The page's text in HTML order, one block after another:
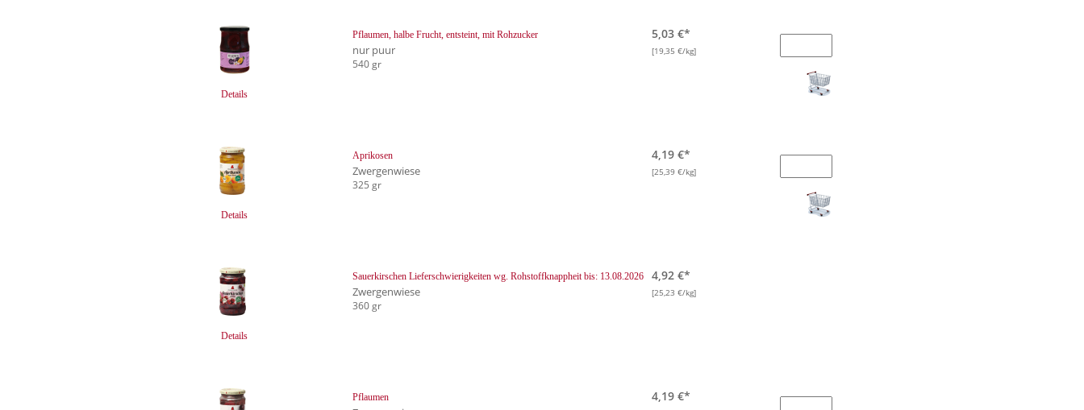
Details
Pflaumen, halbe Frucht, entsteint, mit Rohzucker
nur puur
540 gr
5,03 €*
[19,35 €/kg]
Details
Aprikosen
Zwergenwiese
325 gr
4,19 €*
[25,39 €/kg]
Details
Sauerkirschen Lieferschwierigkeiten wg. Rohstoffknappheit bis: 13.08.2026
Zwergenwiese
360 gr
4,92 €*
[25,23 €/kg]
Pflaumen 4,19 €*